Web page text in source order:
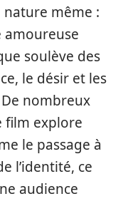
même :
amoureuse
soulève des
le désir et les
nombreux
film explore
le passage à
l’identité, ce
audience